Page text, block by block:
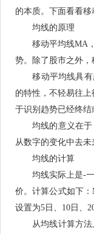
的本质。下面看看
均线的原理
移动平均线MA，
势。除了股市之外，
移动平均线具有趋
的特性，不轻易往
于识别趋势已经终结
均线的意义在于：
从数字的变化中去未
均线的计算
均线实际上是-一
价。计算公式如下
设置为5日、10日、
从均线计算方法上